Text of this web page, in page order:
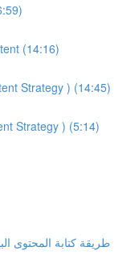
(14:16)
Strategy ) (14:45)
Strategy ) (5:14)
طريقة كتابة المحتوى